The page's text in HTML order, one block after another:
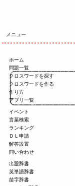
メニュー
ホーム
問題一覧
クロスワードを探す
クロスワードを作る
作り方
アプリ一覧
イベント
言葉検索
ランキング
ＤＬ申請
解答設置
問い合わせ
出題辞書
英単語辞書
苗字辞書